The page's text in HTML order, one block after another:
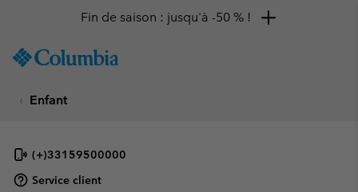
TO
SKIP
NAV
SKIP
Fin de saison : jusqu'à -50 % !
Enfant
(+)33159500000
Service client